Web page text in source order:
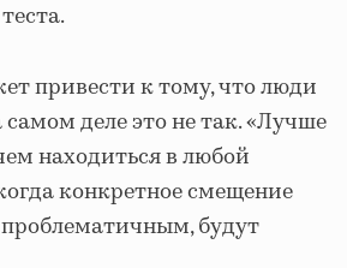
привести к тому, что люди
самом деле это не так. «Лучше
находиться в любой
конкретное смещение
будут